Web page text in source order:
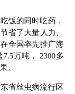
饭的同时吃药，
省了大量人力、
全国率先推广海
万吨， 2300多
。
省丝虫病流行区